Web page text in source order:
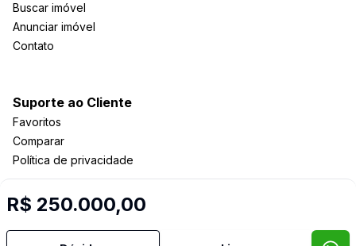
R$ 250.000,00
Buscar imóvel
Anunciar imóvel
Contato
Suporte ao Cliente
Favoritos
Comparar
Política de privacidade
Selo de Tecnologia Loft